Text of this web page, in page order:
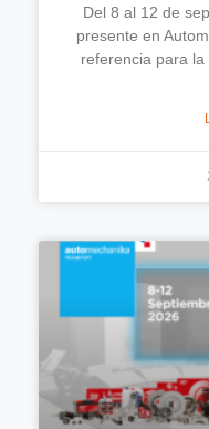
Del 8 al 12 de
presente en
referencia para